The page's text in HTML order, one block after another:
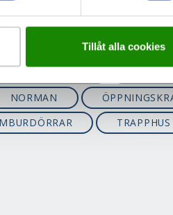
Tillåt alla cookies
DOLDA GÅNGJÄRN
NORMAN
TRAPPHUS